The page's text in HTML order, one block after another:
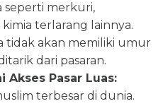
seperti merkuri,
terlarang lainnya.
tidak akan memiliki umur
dari pasaran.
Akses Pasar Luas:
terbesar di dunia.